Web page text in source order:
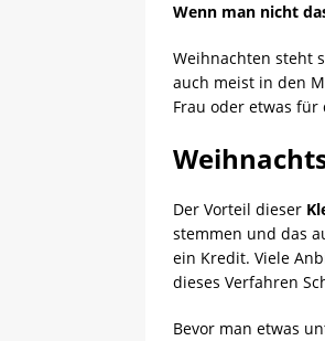
Wenn man nicht
Weihnachten steht
auch meist in den
Frau oder etwas für
Der Vorteil dieser
stemmen und das
ein Kredit. Viele
dieses Verfahren
Bevor man etwas